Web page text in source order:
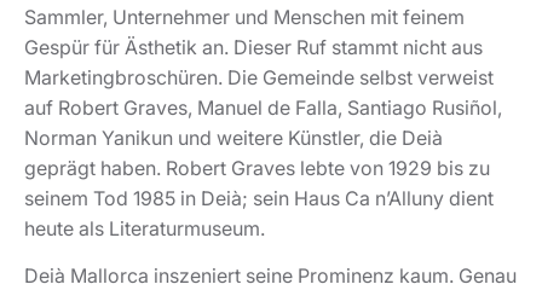
Sammler, Unternehmer und Menschen mit feinem
Gespür für Ästhetik an. Dieser Ruf stammt nicht aus
Marketingbroschüren. Die Gemeinde selbst verweist
auf Robert Graves, Manuel de Falla, Santiago Rusiñol,
Norman Yanikun und weitere Künstler, die Deià
geprägt haben. Robert Graves lebte von 1929 bis zu
seinem Tod 1985 in Deià; sein Haus Ca n’Alluny dient
heute als Literaturmuseum.
Deià Mallorca inszeniert seine Prominenz kaum. Genau